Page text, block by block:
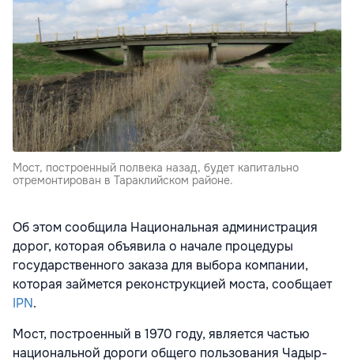
Мост, построенный полвека назад, будет капитально
отремонтирован в Тараклийском районе.
Об этом сообщила Национальная администрация
дорог, которая объявила о начале процедуры
государственного заказа для выбора компании,
которая займется реконструкцией моста, сообщает
IPN.
Мост, построенный в 1970 году, является частью
национальной дороги общего пользования Чадыр-